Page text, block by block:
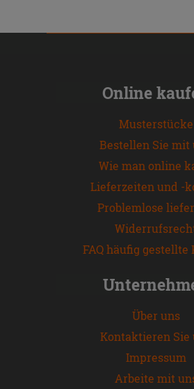
Online
Musterstücke
Bestellen Sie mit
Wie man online
Lieferzeiten und -
Problemlose
FAQ häufig gestellte
Über uns
Kontaktieren Sie
Impressum
Arbeite mit